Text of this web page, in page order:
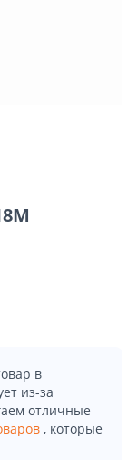
в
из-за
отличные
, которые